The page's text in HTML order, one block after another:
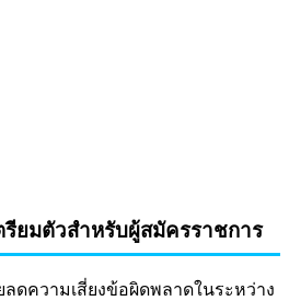
ยมตัวสำหรับผู้สมัครราชการ
ดความเสี่ยงข้อผิดพลาดในระหว่าง